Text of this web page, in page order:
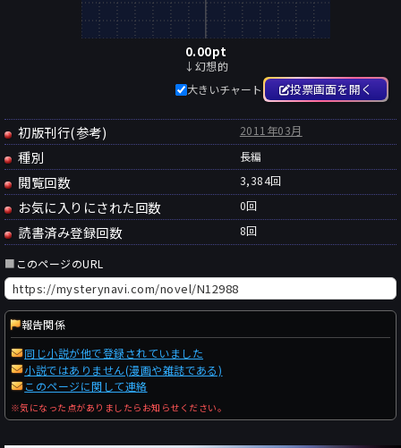
0.00pt
↓幻想的
大きいチャート
投票画面を開く
初版刊行(参考) 2011年03月
種別 長編
閲覧回数 3,384回
お気に入りにされた回数 0回
読書済み登録回数 8回
■ このページのURL
報告関係
同じ小説が他で登録されていました
小説ではありません(漫画や雑誌である)
このページに関して連絡
※気になった点がありましたらお知らせください。